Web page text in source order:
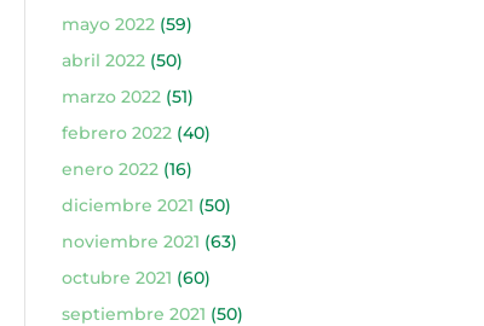
mayo 2022(59)
abril 2022(50)
marzo 2022(51)
febrero 2022(40)
enero 2022(16)
diciembre 2021 (50)
noviembre 2021 (63)
octubre 2021 (60)
septiembre 2021 (50)